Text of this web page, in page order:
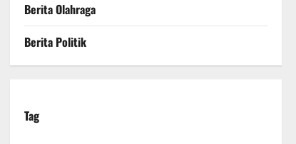
Berita Olahraga
Berita Politik
Tag